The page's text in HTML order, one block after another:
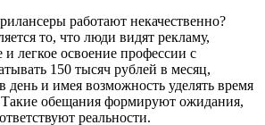
работают некачественно?
то, что люди видят рекламу,
легкое освоение профессии с
150 тысяч рублей в месяц,
день и имея возможность уделять время
Такие обещания формируют ожидания,
реальности.